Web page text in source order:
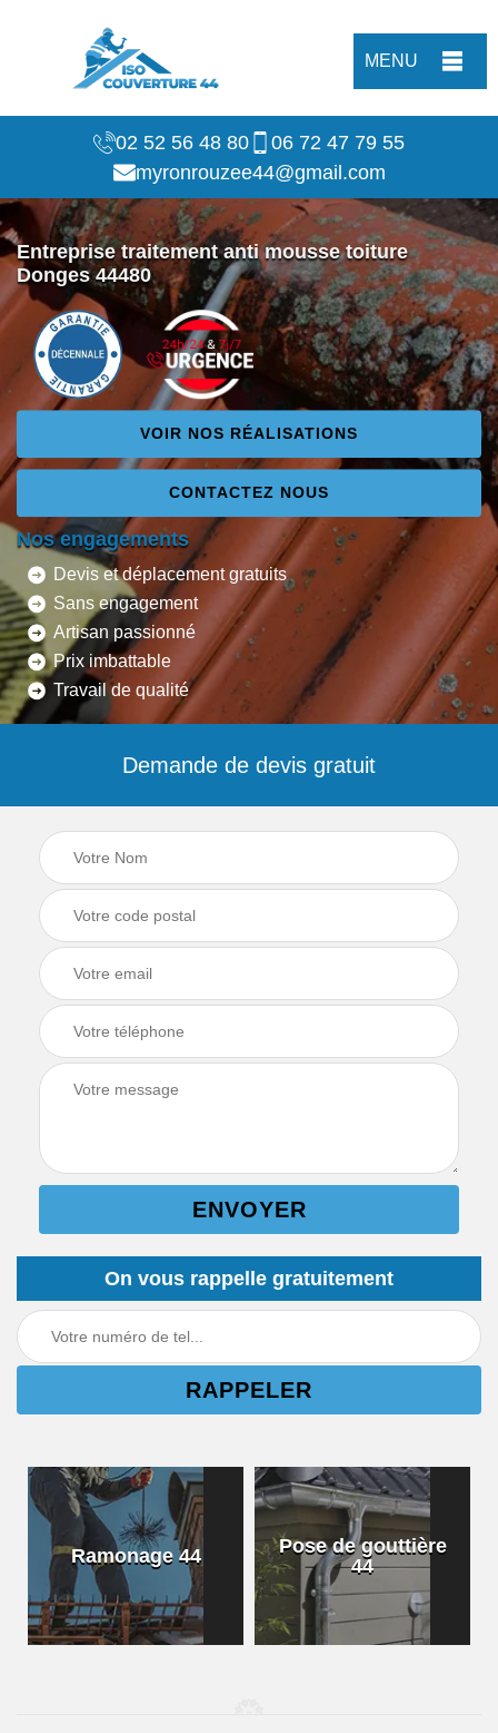
MENU
02 52 56 48 80
06 72 47 79 55
myronrouzee44@gmail.com
Entreprise traitement anti mousse toiture
Donges 44480
VOIR NOS RÉALISATIONS
CONTACTEZ NOUS
Nos engagements
Devis et déplacement gratuits
Sans engagement
Artisan passionné
Prix imbattable
Travail de qualité
Demande de devis gratuit
On vous rappelle gratuitement
Ramonage 44
Pose de gouttière
44